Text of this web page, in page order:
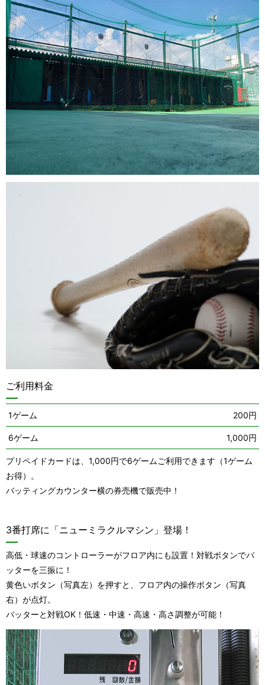
ご利用料金
1ゲーム 200円
6ゲーム 1,000円
プリペイドカードは、1,000円で6ゲームご利用できます（1ゲーム
お得）。
バッティングカウンター横の券売機で販売中！
3番打席に「ニューミラクルマシン」登場！
高低・球速のコントローラーがフロア内にも設置！対戦ボタンでバ
ッターを三振に！
黄色いボタン（写真左）を押すと、フロア内の操作ボタン（写真
右）が点灯。
バッターと対戦OK！低速・中速・高速・高さ調整が可能！